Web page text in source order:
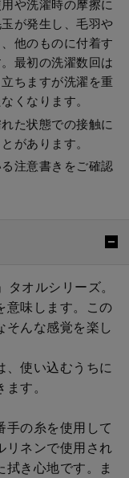
や洗濯時の摩擦に
が発生し、毛羽や
他のものに付着す
最初の洗濯数回は
ちますが洗濯を重
くなります。
た状態での接触に
があります。
注意書きをご確認
オルシリーズ。
意味します。この
そんな感覚を楽し
、使い込むうちに
す。
手の糸を使用して
リネンで使用され
き心地です。ま